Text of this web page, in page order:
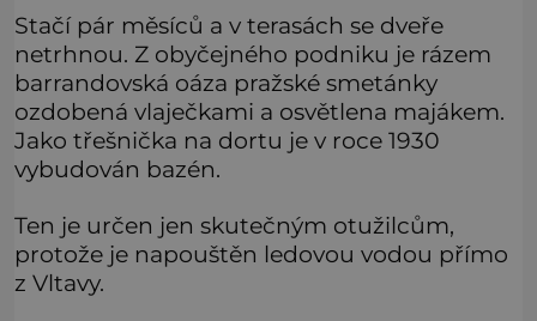
Stačí pár měsíců a v terasách se dveře
netrhnou. Z obyčejného podniku je rázem
barrandovská oáza pražské smetánky
ozdobená vlaječkami a osvětlena majákem.
Jako třešnička na dortu je v roce 1930
vybudován bazén.
Ten je určen jen skutečným otužilcům,
protože je napouštěn ledovou vodou přímo
z Vltavy.